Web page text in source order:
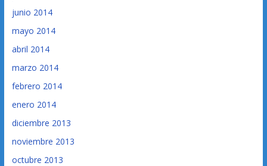
junio 2014
mayo 2014
abril 2014
marzo 2014
febrero 2014
enero 2014
diciembre 2013
noviembre 2013
octubre 2013